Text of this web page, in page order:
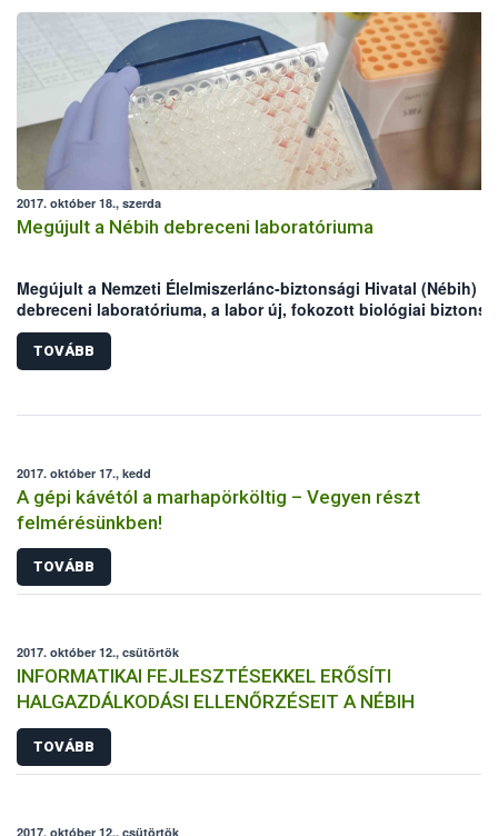
okmányokkal rendelkező lovakat automatikusan kizárják az
fogyasztásra vágható állatok köréből. Az intézkedés
a visszaélések megakadályozása, valamint az élelmiszerlánc-
biztonsági kockázatok csökkentése érdekében kerül sor.
2017. október 18., szerda
Megújult a Nébih debreceni laboratóriuma
Megújult a Nemzeti Élelmiszerlánc-biztonsági Hivatal (Nébih)
debreceni laboratóriuma, a labor új, fokozott biológiai
is kielégítő, molekuláris biológiai részlegét mintegy 110 millió
forintból alakították ki - közölte a Földművelésügyi
(FM) élelmiszerlánc-felügyeletért felelős államtitkára szerdán a
TOVÁBB
2017. október 17., kedd
A gépi kávétól a marhapörköltig – Vegyen részt
felmérésünkben!
TOVÁBB
2017. október 12., csütörtök
INFORMATIKAI FEJLESZTÉSEKKEL ERŐSÍTI
HALGAZDÁLKODÁSI ELLENŐRZÉSEIT A NÉBIH
TOVÁBB
2017. október 12., csütörtök